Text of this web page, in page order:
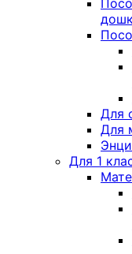
Для
Для
Для 1